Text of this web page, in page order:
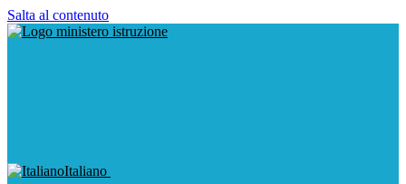
Salta al contenuto
Italiano